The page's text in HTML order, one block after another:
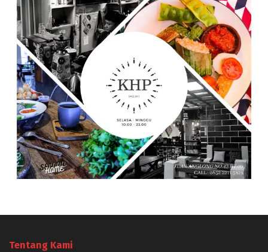
Tentang Kami